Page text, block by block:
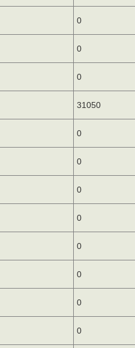
0
0
0
31050
0
0
0
0
0
0
0
0